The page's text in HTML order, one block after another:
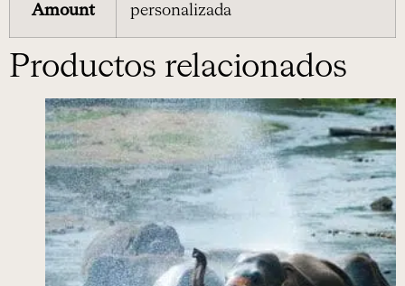
Amount
personalizada
Productos relacionados